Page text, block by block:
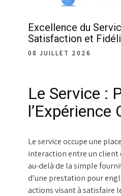
Excellence du
Satisfaction et
08 JUILLET 2026
Le Service :
l’Expérience
Le service occupe une
interaction entre un client
au-delà de la simple
d’une prestation pour
actions visant à satisfaire